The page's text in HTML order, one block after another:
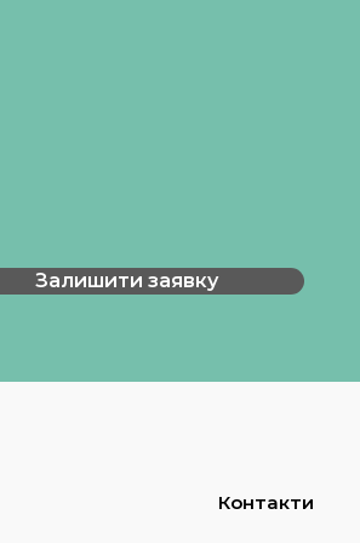
Залишити заявку
Контакти